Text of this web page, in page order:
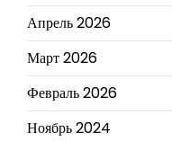
Апрель 2026
Март 2026
Февраль 2026
Ноябрь 2024